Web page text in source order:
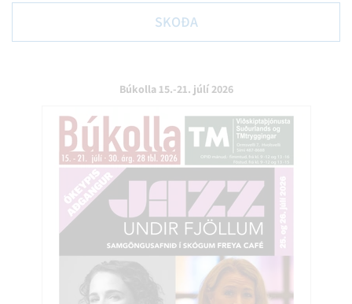
SKOÐA
Búkolla 15.-21. júlí 2026